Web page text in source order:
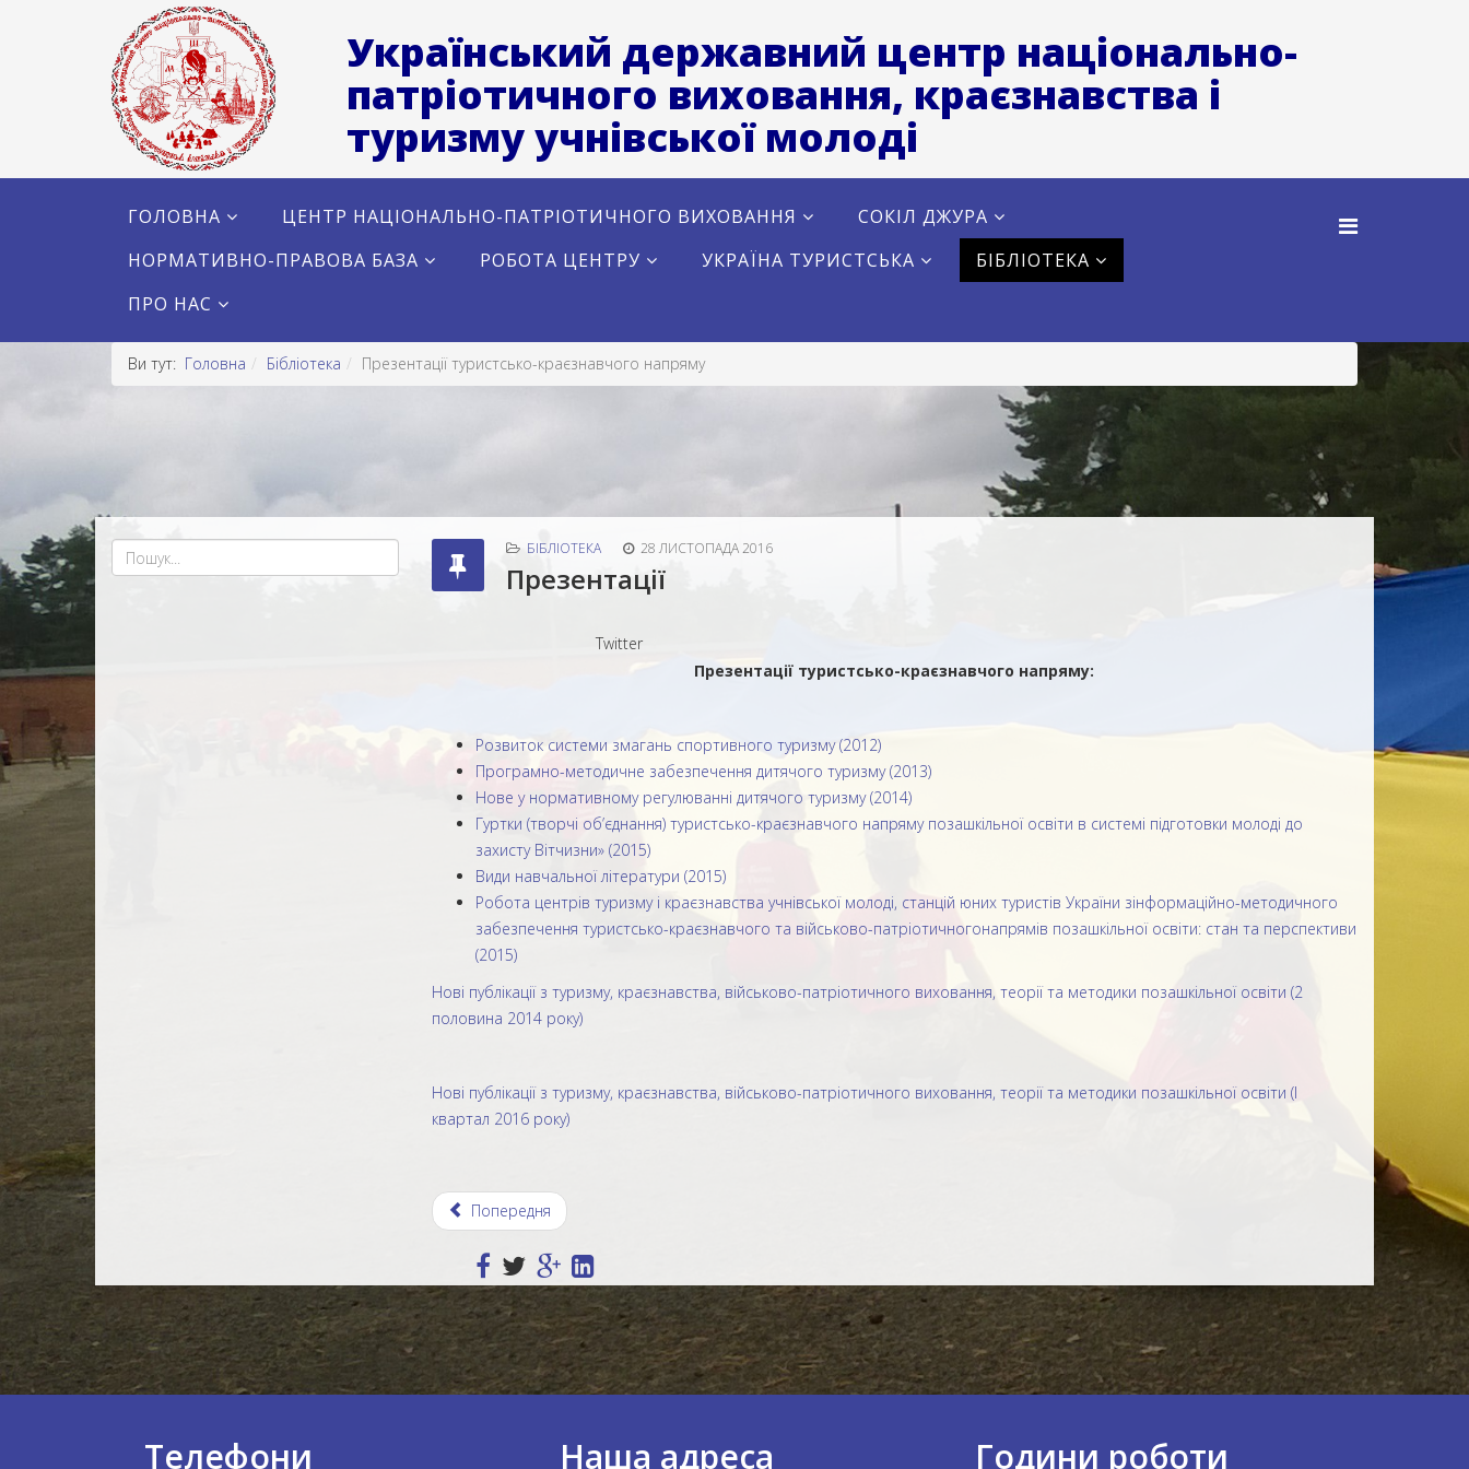
Український державний центр національно-
патріотичного виховання, краєзнавства і
туризму учнівської молоді
ГОЛОВНА ЦЕНТР НАЦІОНАЛЬНО-ПАТРІОТИЧНОГО ВИХОВАННЯ
СОКІЛ ДЖУРА
НОРМАТИВНО-ПРАВОВА БАЗА
РОБОТА ЦЕНТРУ УКРАЇНА ТУРИСТСЬКА
БІБЛІОТЕКА
ПРО НАС
Ви тут: Головна Бібліотека Презентації туристсько-краєзнавчого напряму
БІБЛІОТЕКА 28 ЛИСТОПАДА 2016
Презентації
Twitter
Презентації туристсько-краєзнавчого напряму:
Розвиток системи змагань спортивного туризму (2012)
Програмно-методичне забезпечення дитячого туризму (2013)
Нове у нормативному регулюванні дитячого туризму (2014)
Гуртки (творчі об’єднання) туристсько-краєзнавчого напряму позашкільної освіти в системі підготовки молоді до
захисту Вітчизни» (2015)
Види навчальної літератури (2015)
Робота центрів туризму і краєзнавства учнівської молоді, станцій юних туристів України зінформаційно-методичного
забезпечення туристсько-краєзнавчого та військово-патріотичногонапрямів позашкільної освіти: стан та перспективи
(2015)
Нові публікації з туризму, краєзнавства, військово-патріотичного виховання, теорії та методики позашкільної освіти (2
половина 2014 року)
Нові публікації з туризму, краєзнавства, військово-патріотичного виховання, теорії та методики позашкільної освіти (I
квартал 2016 року)
Попередня
Телефони Наша адреса Години роботи